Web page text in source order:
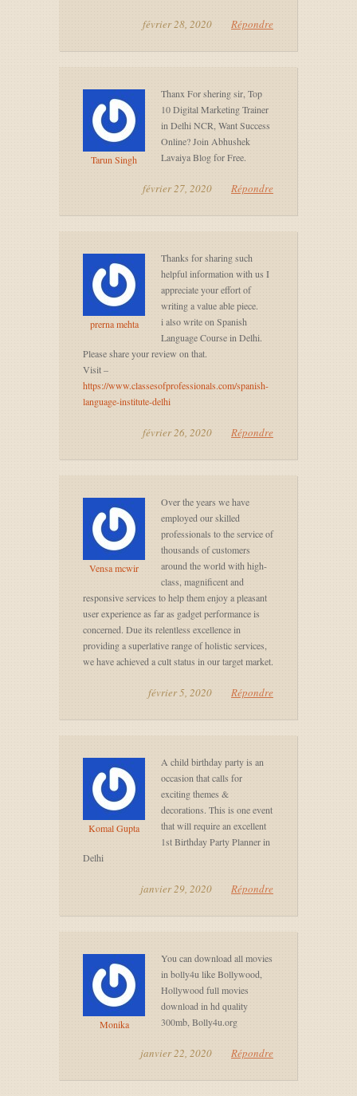
février 28, 2020 Répondre
Tarun Singh
Thanx For shering sir, Top
10 Digital Marketing Trainer
in Delhi NCR, Want Success
Online? Join Abhushek
Lavaiya Blog for Free.
février 27, 2020 Répondre
prerna mehta
Thanks for sharing such
helpful information with us I
appreciate your effort of
writing a value able piece.
i also write on Spanish
Language Course in Delhi.
Please share your review on that.
Visit –
https://www.classesofprofessionals.com/spanish-
language-institute-delhi
février 26, 2020 Répondre
Vensa mcwir
Over the years we have
employed our skilled
professionals to the service of
thousands of customers
around the world with high-
class, magnificent and
responsive services to help them enjoy a pleasant
user experience as far as gadget performance is
concerned. Due its relentless excellence in
providing a superlative range of holistic services,
we have achieved a cult status in our target market.
février 5, 2020 Répondre
Komal Gupta
A child birthday party is an
occasion that calls for
exciting themes &
decorations. This is one event
that will require an excellent
1st Birthday Party Planner in
Delhi
janvier 29, 2020 Répondre
Monika
You can download all movies
in bolly4u like Bollywood,
Hollywood full movies
download in hd quality
300mb, Bolly4u.org
janvier 22, 2020 Répondre